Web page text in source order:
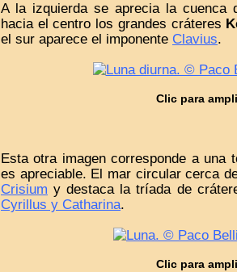
A la izquierda se aprecia la cuenca
hacia el centro los grandes cráteres
el sur aparece el imponente Clavius.
Clic para
Esta otra imagen corresponde a una
es apreciable. El mar circular cerca
Crisium y destaca la tríada de
Cyrillus y Catharina.
Clic para